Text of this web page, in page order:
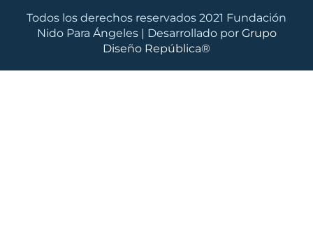
Todos los derechos reservados 2021 Fundación
Nido Para Ángeles | Desarrollado por Grupo
Diseño República®